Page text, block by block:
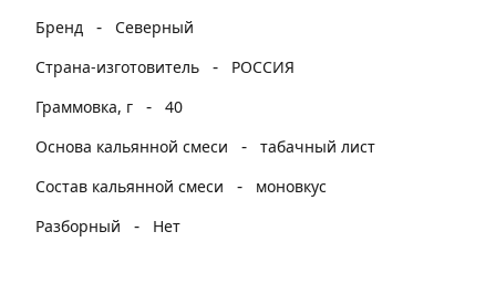
Бренд -
Северный
Страна-изготовитель
-
РОССИЯ
Граммовка, г
- 40
Основа кальянной смеси
- табачный лист
Состав кальянной смеси
-
моновкус
Разборный
- Нет